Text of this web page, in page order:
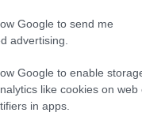
Google to send me
advertising.
Google to enable
like cookies on web
in apps.